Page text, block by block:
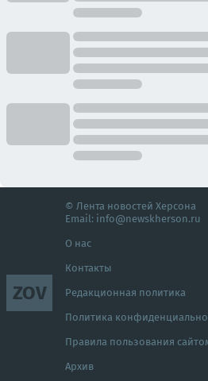
ZOV
© Лента новостей Херсона
Email: info@newskherson.ru
О нас
Контакты
Редакционная политика
Политика
Правила пользования
Архив